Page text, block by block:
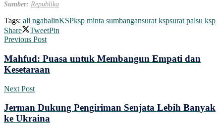
Sumber: Republika
Tags: ali ngabalinKSPksp minta sumbangansurat kspsurat palsu ksp
Share
TweetPin
Previous Post
Mahfud: Puasa untuk Membangun Empati dan
Kesetaraan
Next Post
Jerman Dukung Pengiriman Senjata Lebih Banyak
ke Ukraina